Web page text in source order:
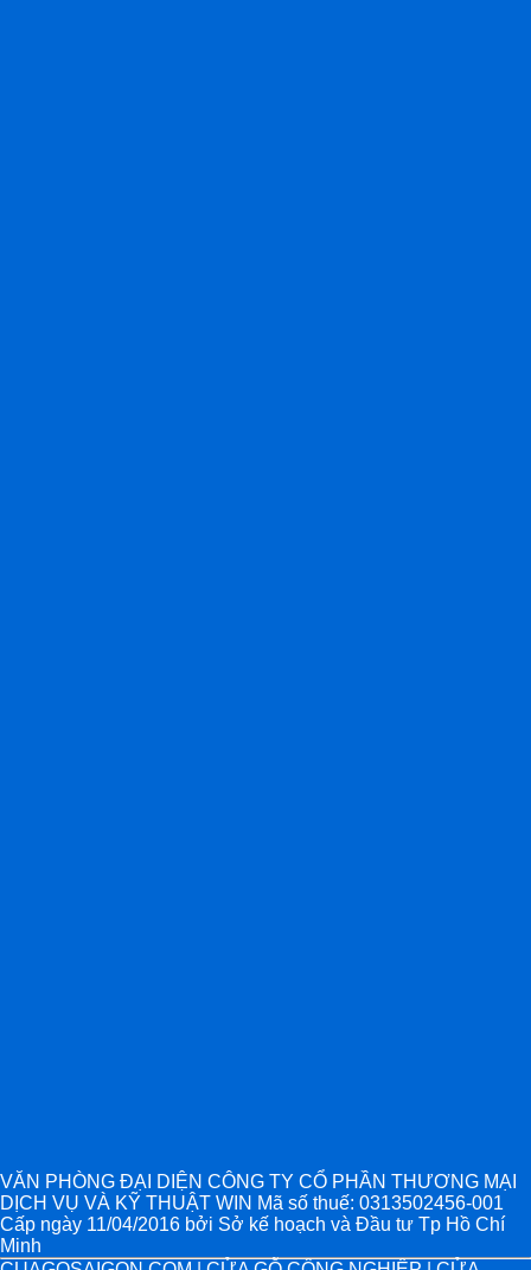
VĂN PHÒNG ĐẠI DIỆN CÔNG TY CỔ PHẦN THƯƠNG MẠI
DỊCH VỤ VÀ KỸ THUẬT WIN Mã số thuế: 0313502456-001
Cấp ngày 11/04/2016 bởi Sở kế hoạch và Đầu tư Tp Hồ Chí
Minh